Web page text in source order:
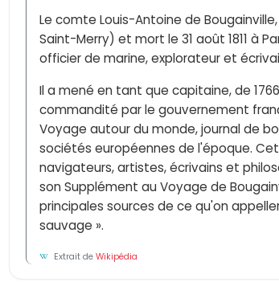
Le comte Louis-Antoine de
Saint-Merry) et mort le 31 août 1811 à
officier de marine, explorateur et
Il a mené en tant que capitaine, de
commandité par le gouvernement
Voyage autour du monde, journal de
sociétés européennes de l'époque.
navigateurs, artistes, écrivains et
son Supplément au Voyage de
principales sources de ce qu'on
sauvage ».
Extrait deWikipédia